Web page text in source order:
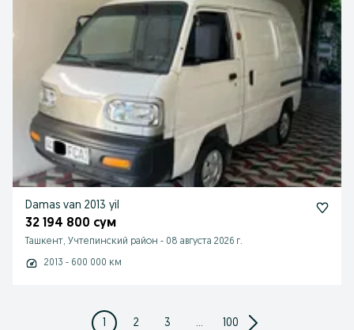
Damas van 2013 yil
32 194 800 сум
Ташкент, Учтепинский район - 08 августа 2026 г.
2013 - 600 000 км
1 2 3 ... 100